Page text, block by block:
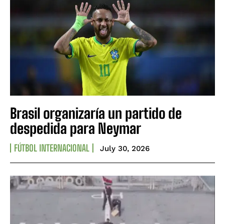
Brasil organizaría un partido de
despedida para Neymar
FÚTBOL INTERNACIONAL July 30, 2026